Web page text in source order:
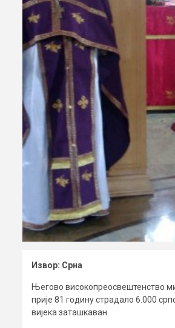
Извор: Срна
Његово високопреосвештенство
прије 81 годину страдало 6.000
вијека заташкаван.